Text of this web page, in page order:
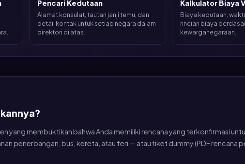
Pencari Kedutaan
Alamat konsulat, tautan janji temu, dan
detail kontak untuk setiap negara dalam
direktori di atas.
Kalkulator Biaya
Biaya kedutaan,
rincian biaya
kewarganegaraan.
yang membuktikan bahwa Anda memiliki rencana yang terkonfirmasi
penerbangan, bus, kereta, atau feri — atau tiket dummy (PDF rencana